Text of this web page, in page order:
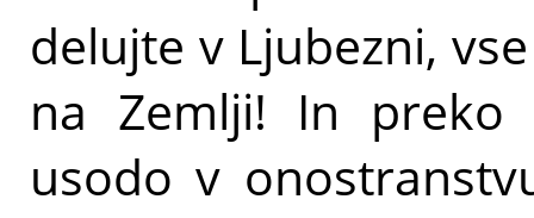
delujte v Ljubezni,
na Zemlji! In preko
usodo v